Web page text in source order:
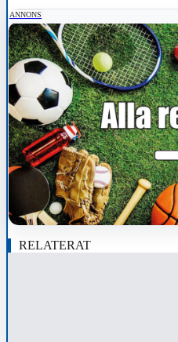
ANNONS
RELATERAT